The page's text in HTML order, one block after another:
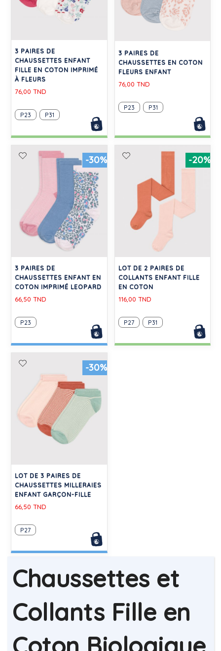
3 PAIRES DE
CHAUSSETTES ENFANT
FILLE EN COTON IMPRIMÉ
À FLEURS
76,00 TND
P23 P31
3 PAIRES DE
CHAUSSETTES EN COTON
FLEURS ENFANT
76,00 TND
P23 P31
-30%
3 PAIRES DE
CHAUSSETTES ENFANT EN
COTON IMPRIMÉ LEOPARD
66,50 TND
P23
-20%
LOT DE 2 PAIRES DE
COLLANTS ENFANT FILLE
EN COTON
116,00 TND
P27 P31
-30%
LOT DE 3 PAIRES DE
CHAUSSETTES MILLERAIES
ENFANT GARÇON-FILLE
66,50 TND
P27
Chaussettes et
Collants Fille en